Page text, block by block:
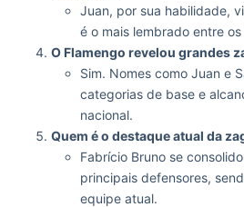
Juan, por sua habilidade,
é o mais lembrado entre
O Flamengo revelou grandes
Sim. Nomes como Juan e
categorias de base e
nacional.
Quem é o destaque atual da
Fabrício Bruno se
principais defensores,
equipe atual.